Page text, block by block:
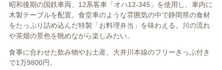
昭和後期の国鉄車両、12系客車「オハ12-345」を使用し、車内に
木製テーブルを配置。食堂車のような雰囲気の中で静岡県の食材
をたっぷり詰め込んだ特製「お料理弁当」を味わえる。川の流れ
や茶畑の景色を眺めながら楽しみたい。
食事に合わせた飲み物やお土産、大井川本線のフリーきっぷ付き
で1万9800円。